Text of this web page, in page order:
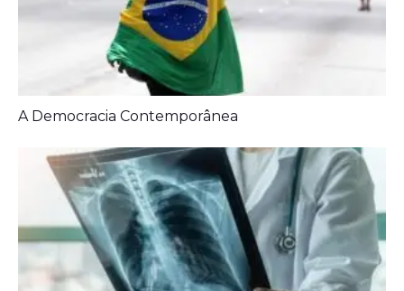
A Democracia Contemporânea